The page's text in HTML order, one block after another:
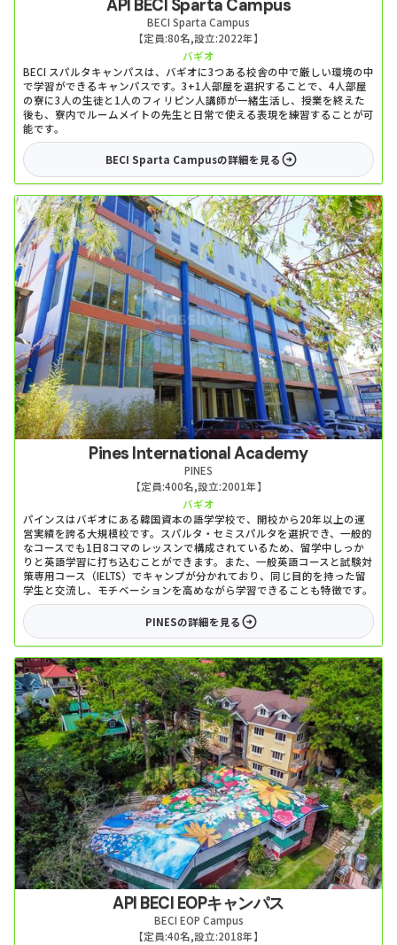
API BECI Sparta Campus
BECI Sparta Campus
【定員:80名,設立:2022年】
バギオ
BECI スパルタキャンパスは、バギオに3つある校舎の中で厳しい環境の中
で学習ができるキャンパスです。3+1人部屋を選択することで、4人部屋
の寮に3人の生徒と1人のフィリピン人講師が一緒生活し、授業を終えた
後も、寮内でルームメイトの先生と日常で使える表現を練習することが可
能です。
BECI Sparta Campusの詳細を見る
Pines International Academy
PINES
【定員:400名,設立:2001年】
バギオ
パインスはバギオにある韓国資本の語学学校で、開校から20年以上の運
営実績を誇る大規模校です。スパルタ・セミスパルタを選択でき、一般的
なコースでも1日8コマのレッスンで構成されているため、留学中しっか
りと英語学習に打ち込むことができます。また、一般英語コースと試験対
策専用コース（IELTS）でキャンプが分かれており、同じ目的を持った留
学生と交流し、モチベーションを高めながら学習できることも特徴です。
PINESの詳細を見る
API BECI EOPキャンパス
BECI EOP Campus
【定員:40名,設立:2018年】